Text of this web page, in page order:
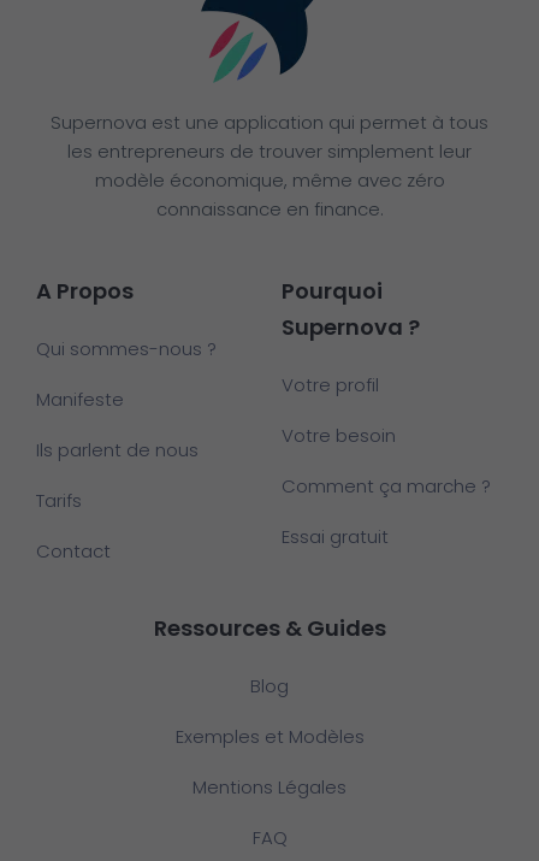
Supernova est une application qui permet à tous
les entrepreneurs de trouver simplement leur
modèle économique, même avec zéro
connaissance en finance.
A Propos
Qui sommes-nous ?
Manifeste
Ils parlent de nous
Tarifs
Contact
Pourquoi
Supernova ?
Votre profil
Votre besoin
Comment ça marche ?
Essai gratuit
Ressources & Guides
Blog
Exemples et Modèles
Mentions Légales
FAQ